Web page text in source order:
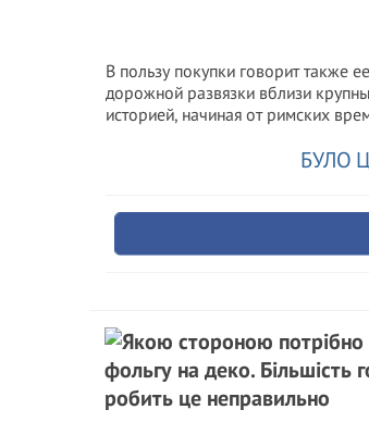
В пользу покупки говорит также
дорожной развязки вблизи
историей, начиная от римских
БУЛО